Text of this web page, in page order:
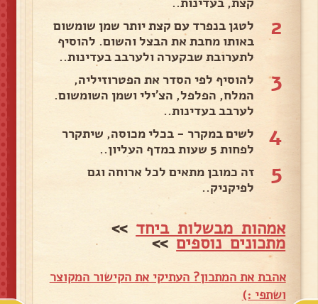
2
לטגן בנפרד עם קצת יותר שמן שומשום
באותו מחבת את הבצל והשום. להוסיף
לתערובת שבקערה ולערבב בעדינות..
3
להוסיף לפי הסדר את הפטרוזיליה,
המלח, הפלפל, הצ'ילי ושמן השומשום.
לערבב בעדינות..
4
לשים במקרר - בכלי מכוסה, שיתקרר
לפחות 5 שעות במדף העליון..
5
זה כמובן מתאים לכל ארוחה וגם
לפיקניק..
אמהות מבשלות ביחד >>
מתכונים נוספים>>
אהבת את המתכון? העתיקי את הקישור המקוצר
ושתפי :)